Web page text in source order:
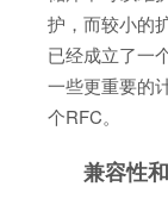
护，而较小的
已经成立了一
一些更重要的
个RFC。
兼容性